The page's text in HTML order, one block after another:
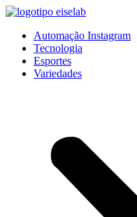
Pular
conteúdo
Automação Instagram
Tecnologia
Esportes
Variedades